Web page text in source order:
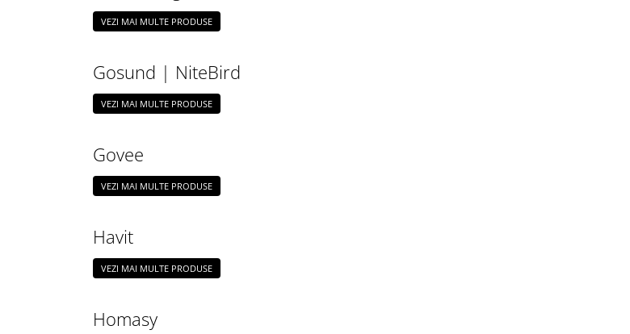
VEZI MAI MULTE PRODUSE
Gosund | NiteBird
VEZI MAI MULTE PRODUSE
Govee
VEZI MAI MULTE PRODUSE
Havit
VEZI MAI MULTE PRODUSE
Homasy